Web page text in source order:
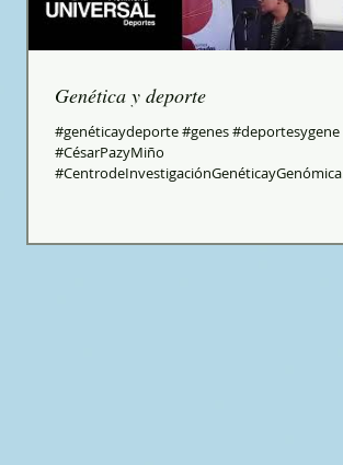
Genética y deporte
#genéticaydeporte #genes #deportesygene
#CésarPazyMiño
#CentrodeInvestigaciónGenéticayGenómica